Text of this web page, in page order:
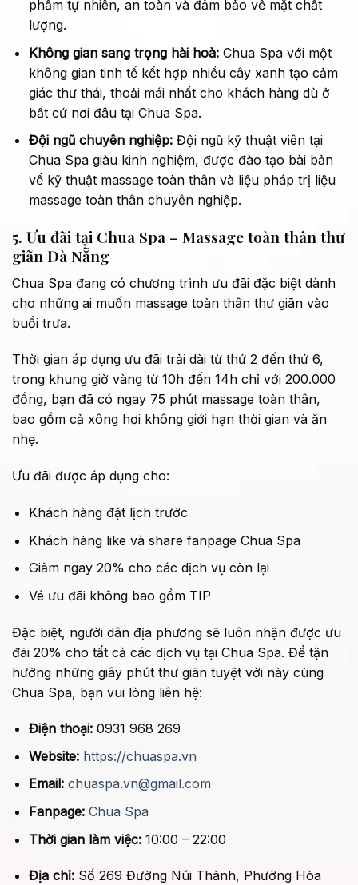
phẩm tự nhiên, an toàn và đảm bảo về mặt chất
lượng.
Không gian sang trọng hài hoà:Chua Spa với một
không gian tinh tế kết hợp nhiều cây xanh tạo cảm
giác thư thái, thoải mái nhất cho khách hàng dù ở
bất cứ nơi đâu tại Chua Spa.
Đội ngũ chuyên nghiệp:Đội ngũ kỹ thuật viên tại
Chua Spa giàu kinh nghiệm, được đào tạo bài bản
về kỹ thuật massage toàn thân và liệu pháp trị liệu
massage toàn thân chuyên nghiệp.
5. Ưu đãi tại Chua Spa – Massage toàn thân thư
giãn Đà Nẵng
Chua Spa đang có chương trình ưu đãi đặc biệt dành
cho những ai muốn massage toàn thân thư giãn vào
buổi trưa.
Thời gian áp dụng ưu đãi trải dài từ thứ 2 đến thứ 6,
trong khung giờ vàng từ 10h đến 14h chỉ với 200.000
đồng, bạn đã có ngay 75 phút massage toàn thân,
bao gồm cả xông hơi không giới hạn thời gian và ăn
nhẹ.
Ưu đãi được áp dụng cho:
Khách hàng đặt lịch trước
Khách hàng like và share fanpage Chua Spa
Giảm ngay 20% cho các dịch vụ còn lại
Vé ưu đãi không bao gồm TIP
Đặc biệt, người dân địa phương sẽ luôn nhận được ưu
đãi 20% cho tất cả các dịch vụ tại Chua Spa. Để tận
hưởng những giây phút thư giãn tuyệt vời này cùng
Chua Spa, bạn vui lòng liên hệ:
Điện thoại:0931 968 269
Website: https://chuaspa.vn
Email: chuaspa.vn@gmail.com
Fanpage: Chua Spa
Thời gian làm việc:10:00 – 22:00
Địa chỉ:Số 269 Đường Núi Thành, Phường Hòa